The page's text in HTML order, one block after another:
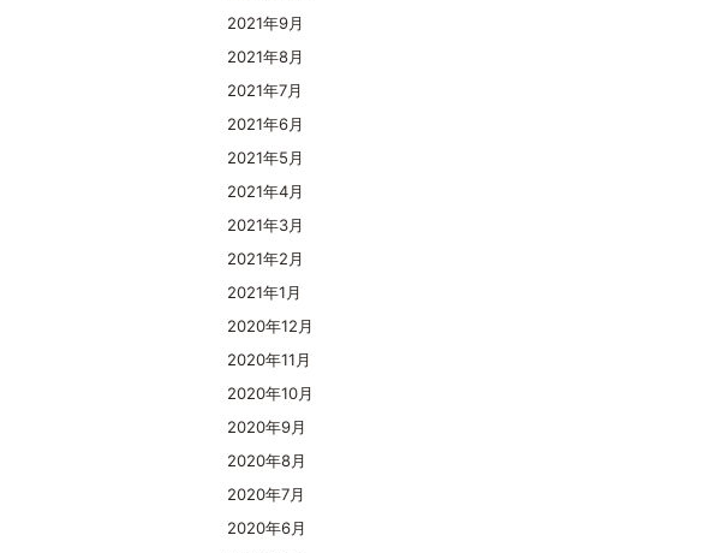
2021年9月
2021年8月
2021年7月
2021年6月
2021年5月
2021年4月
2021年3月
2021年2月
2021年1月
2020年12月
2020年11月
2020年10月
2020年9月
2020年8月
2020年7月
2020年6月